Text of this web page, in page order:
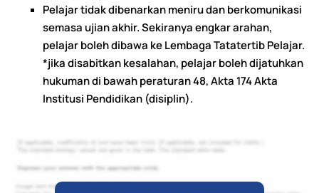
Pelajar tidak dibenarkan meniru dan berkomunikasi
semasa ujian akhir. Sekiranya engkar arahan,
pelajar boleh dibawa ke Lembaga Tatatertib Pelajar.
*jika disabitkan kesalahan, pelajar boleh dijatuhkan
hukuman di bawah peraturan 48, Akta 174 Akta
Institusi Pendidikan (disiplin).